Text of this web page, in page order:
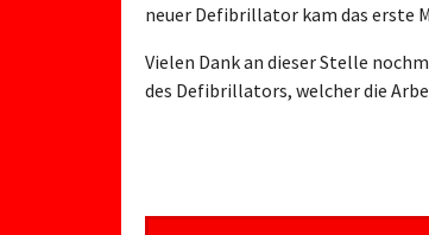
neuer Defibrillator kam das erste
Vielen Dank an dieser Stelle
des Defibrillators, welcher die